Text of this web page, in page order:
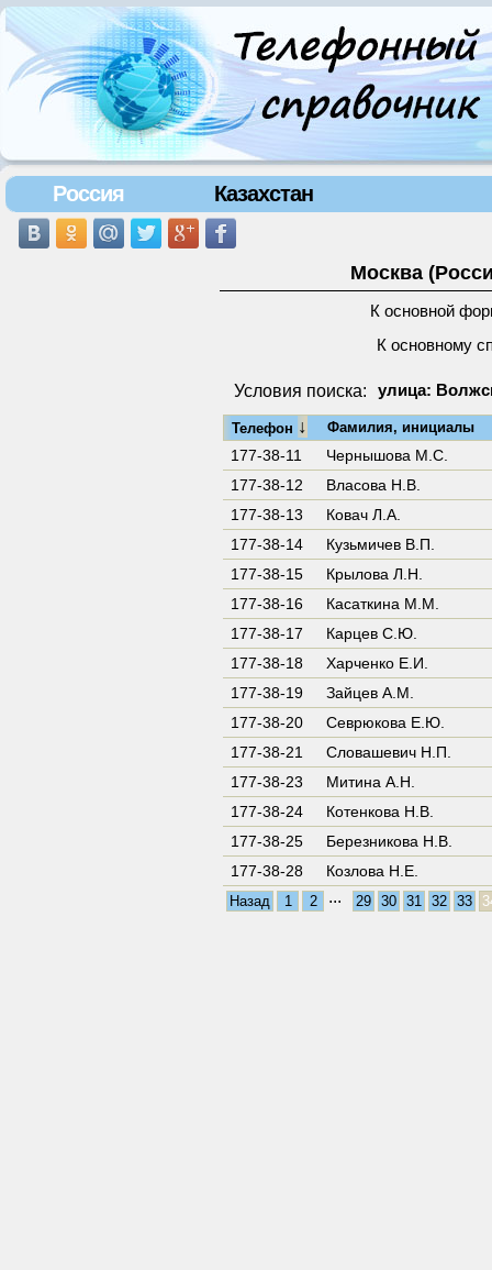
Россия Казахстан
Москва
К основной
К основному
Условия поиска: улица:
Телефон ↓ Фамилия, инициалы
177-38-11
Чернышова М.С.
177-38-12
Власова Н.В.
177-38-13
Ковач Л.А.
177-38-14
Кузьмичев В.П.
177-38-15
Крылова Л.Н.
177-38-16
Касаткина М.М.
177-38-17
Карцев С.Ю.
177-38-18
Харченко Е.И.
177-38-19
Зайцев А.М.
177-38-20
Севрюкова Е.Ю.
177-38-21
Словашевич Н.П.
177-38-23
Митина А.Н.
177-38-24
Котенкова Н.В.
177-38-25
Березникова Н.В.
177-38-28
Козлова Н.Е.
Назад 1 2 ... 29 30 31 32 33